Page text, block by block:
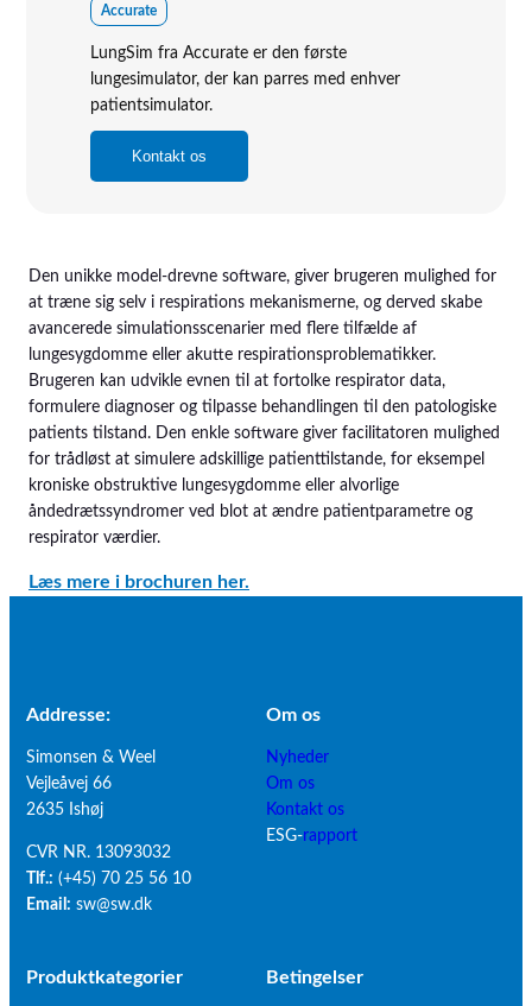
Accurate
LungSim fra Accurate er den første
lungesimulator, der kan parres med enhver
patientsimulator.
Kontakt os
Den unikke model-drevne software, giver brugeren mulighed for
at træne sig selv i respirations mekanismerne, og derved skabe
avancerede simulationsscenarier med flere tilfælde af
lungesygdomme eller akutte respirationsproblematikker.
Brugeren kan udvikle evnen til at fortolke respirator data,
formulere diagnoser og tilpasse behandlingen til den patologiske
patients tilstand. Den enkle software giver facilitatoren mulighed
for trådløst at simulere adskillige patienttilstande, for eksempel
kroniske obstruktive lungesygdomme eller alvorlige
åndedrætssyndromer ved blot at ændre patientparametre og
respirator værdier.
Læs mere i brochuren her.
Addresse:
Simonsen & Weel
Vejleåvej 66
2635 Ishøj
CVR NR. 13093032
Tlf.: (+45) 70 25 56 10
Email: sw@sw.dk
Om os
Nyheder
Om os
Kontakt os
ESG-rapport
Produktkategorier Betingelser